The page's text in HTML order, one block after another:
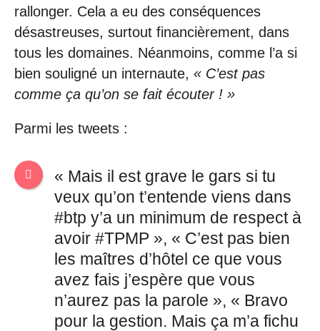
rallonger. Cela a eu des conséquences
désastreuses, surtout financièrement, dans
tous les domaines. Néanmoins, comme l’a si
bien souligné un internaute, « C’est pas
comme ça qu’on se fait écouter ! »
Parmi les tweets :
« Mais il est grave le gars si tu
veux qu’on t’entende viens dans
#btp y’a un minimum de respect à
avoir #TPMP », « C’est pas bien
les maîtres d’hôtel ce que vous
avez fais j’espère que vous
n’aurez pas la parole », « Bravo
pour la gestion. Mais ça m’a fichu